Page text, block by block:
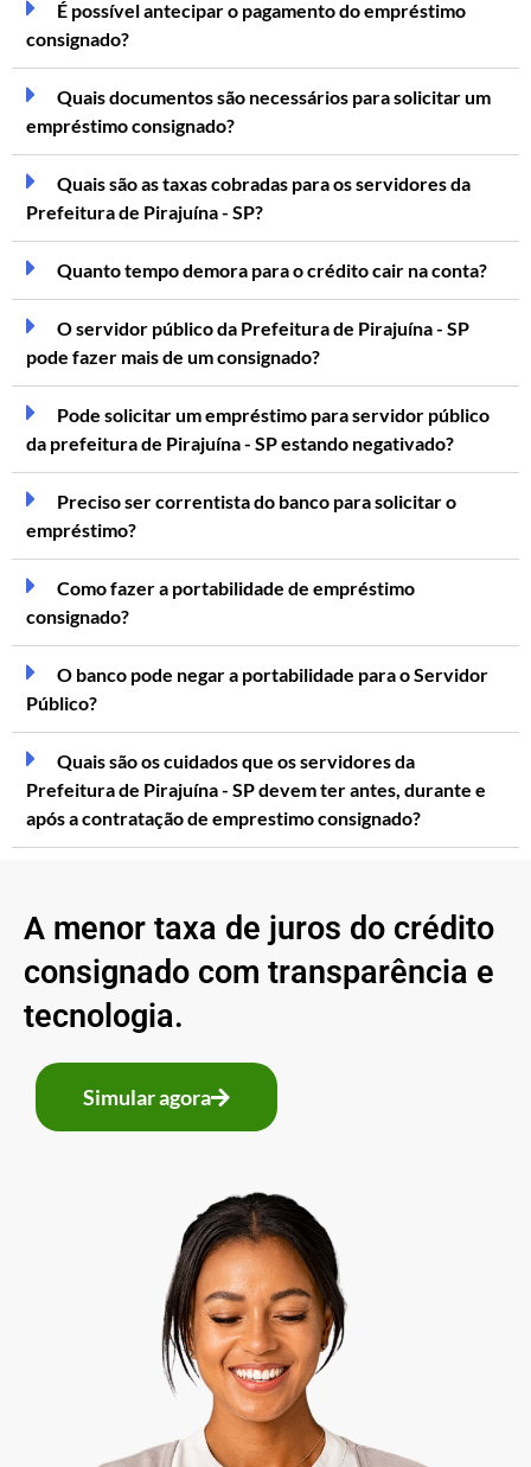
É possível antecipar o pagamento do empréstimo
consignado?
Quais documentos são necessários para solicitar um
empréstimo consignado?
Quais são as taxas cobradas para os servidores da
Prefeitura de Pirajuína - SP?
Quanto tempo demora para o crédito cair na conta?
O servidor público da Prefeitura de Pirajuína - SP
pode fazer mais de um consignado?
Pode solicitar um empréstimo para servidor público
da prefeitura de Pirajuína - SP estando negativado?
Preciso ser correntista do banco para solicitar o
empréstimo?
Como fazer a portabilidade de empréstimo
consignado?
O banco pode negar a portabilidade para o Servidor
Público?
Quais são os cuidados que os servidores da
Prefeitura de Pirajuína - SP devem ter antes, durante e
após a contratação de emprestimo consignado?
A menor taxa de juros do crédito
consignado com transparência e
tecnologia.
Simular agora